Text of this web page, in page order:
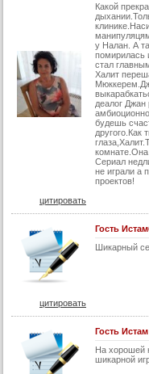
Какой
у Налан. А
помирилась
стал
Халит
деалог Джан
будешь
другого.Как
комнате.Она
Сериал
не играли а
проектов!
цитировать
Гость
Шикарный
цитировать
Гость Истам
На хорошей
шикарной